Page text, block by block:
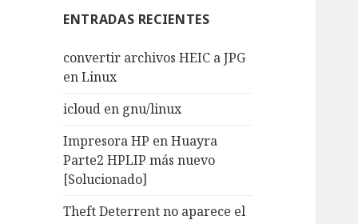
ENTRADAS RECIENTES
convertir archivos HEIC a JPG
en Linux
icloud en gnu/linux
Impresora HP en Huayra
Parte2 HPLIP más nuevo
[Solucionado]
Theft Deterrent no aparece el